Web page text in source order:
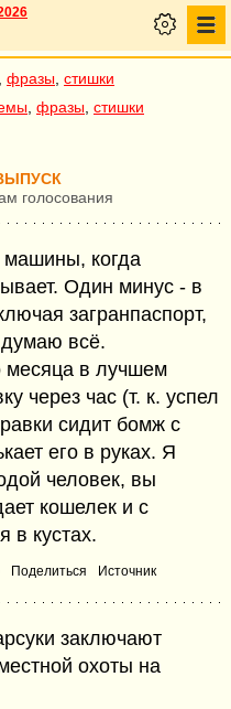
фразы стишки
фразы стишки
голосования
когда
Один минус - в
загранпаспорт,
всё.
месяца в лучшем
через час (т. к. успел
сидит бомж с
его в руках. Я
человек, вы
кошелек и с
в кустах.
Поделиться Источник
заключают
охоты на